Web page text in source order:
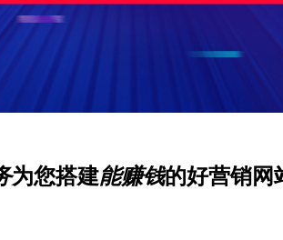
为您搭建能赚钱的好营销网